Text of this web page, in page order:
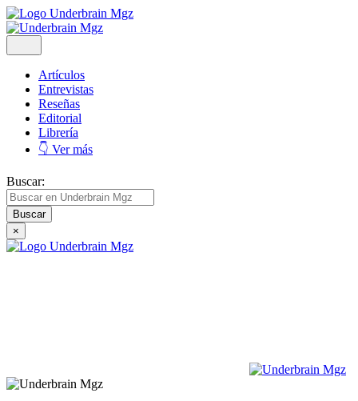
Artículos
Entrevistas
Reseñas
Editorial
Librería
👇 Ver más
Buscar:
×